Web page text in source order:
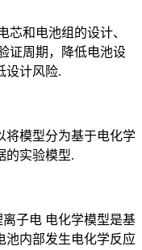
芯和电池组的设计、
证周期，降低电池设
设计风险.
将模型分为基于电化学
的实验模型.
离子电 电化学模型是基
池内部发生电化学反应